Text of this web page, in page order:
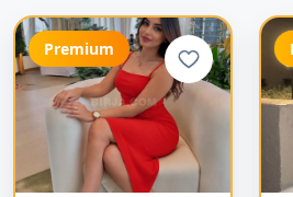
Premium